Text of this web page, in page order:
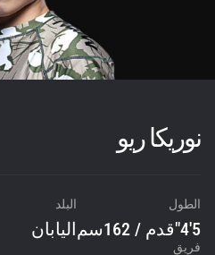
نوريكا ريو
الطول
5'4"قدم / 162سم
البلد
اليابان
فريق